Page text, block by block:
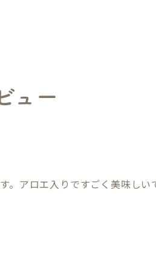
ュー
。アロエ入りですごく美味しい